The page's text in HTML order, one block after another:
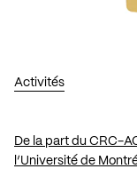
Activités
De la part du CRC-
l’Université de